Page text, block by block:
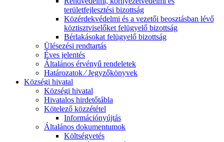
területfejlesztési bizottság
Közérdekvédelmi és a vezetői beosztásban lévő
köztisztviselőket felügyelő bizottság
Bérlakásokat felügyelő bizottság
Ülésezési rendtartás
Éves jelentés
Általános érvényű rendeletek
Határozatok ⁄ Jegyzőkönyvek
Községi hivatal
Községi hivatal
Hivatalos hirdetőtábla
Kötelező közzététel
Információnyújtás
Általános dokumentumok
Költségvetés